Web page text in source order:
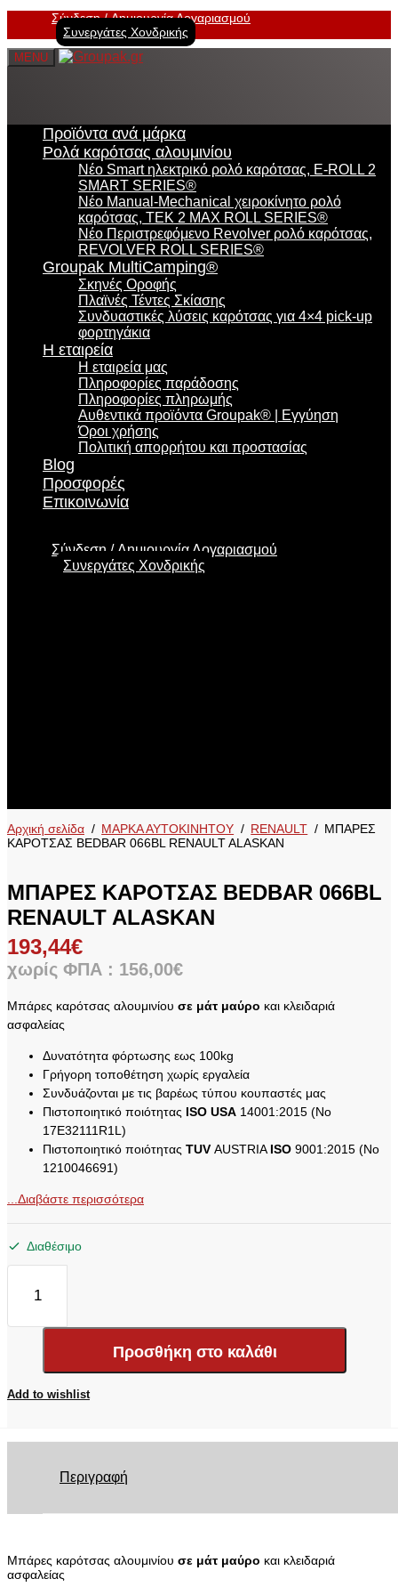
Σύνδεση
Δημιουργία Λογαριασμού
Συνεργάτες Χονδρικής
MENU
Προϊόντα ανά μάρκα
Ρολά καρότσας αλουμινίου
Νέο Smart ηλεκτρικό ρολό καρότσας, E-ROLL 2
SMART SERIES®
Νέο Manual-Mechanical χειροκίνητο ρολό
καρότσας, TEK 2 MAX ROLL SERIES®
Νέο Περιστρεφόμενο Revolver ρολό καρότσας,
REVOLVER ROLL SERIES®
Groupak MultiCamping®
Σκηνές Οροφής
Πλαϊνές Τέντες Σκίασης
Συνδυαστικές λύσεις καρότσας για 4×4 pick-up
φορτηγάκια
Η εταιρεία
Η εταιρεία μας
Πληροφορίες παράδοσης
Πληροφορίες πληρωμής
Αυθεντικά προϊόντα Groupak® | Εγγύηση
Όροι χρήσης
Πολιτική απορρήτου και προστασίας
Blog
Προσφορές
Επικοινωνία
Σύνδεση
Δημιουργία Λογαριασμού
Συνεργάτες Χονδρικής
Αρχική σελίδα / ΜΑΡΚΑ ΑΥΤΟΚΙΝΗΤΟΥ / RENAULT / ΜΠΑΡΕΣ
ΚΑΡΟΤΣΑΣ BEDBAR 066BL RENAULT ALASKAN
ΜΠΑΡΕΣ ΚΑΡΟΤΣΑΣ BEDBAR 066BL
RENAULT ALASKAN
193,44€
χωρίς ΦΠΑ : 156,00€
Μπάρες καρότσας αλουμινίου σε μάτ μαύρο και κλειδαριά
ασφαλείας
Δυνατότητα φόρτωσης εως 100kg
Γρήγορη τοποθέτηση χωρίς εργαλεία
Συνδυάζονται με τις βαρέως τύπου κουπαστές μας
Πιστοποιητικό ποιότητας ISO USA 14001:2015 (No
17E32111R1L)
Πιστοποιητικό ποιότητας TUV AUSTRIA ISO 9001:2015 (No
1210046691)
...Διαβάστε περισσότερα
Διαθέσιμο
ΜΠΑΡΕΣ
ΚΑΡΟΤΣΑΣ
BEDBAR
ποσότητα
Προσθήκη στο καλάθι
Add to wishlist
Περιγραφή
Μπάρες καρότσας αλουμινίου σε μάτ μαύρο και κλειδαριά
ασφαλείας